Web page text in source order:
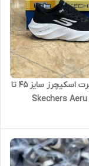
کتونی اسپرت اسکیچرز سایز 45 تا